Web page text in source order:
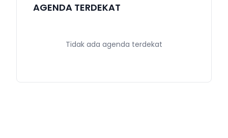
AGENDA TERDEKAT
Tidak ada agenda terdekat